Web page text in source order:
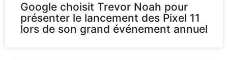
Google choisit Trevor Noah pour
présenter le lancement des Pixel 11
lors de son grand événement annuel